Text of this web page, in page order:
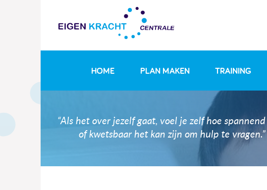
HOME PLAN MAKEN TRAINING
“Als het over jezelf gaat, voel je zelf hoe spannend
of kwetsbaar het kan zijn om hulp te vragen.”